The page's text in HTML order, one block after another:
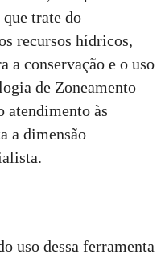
trate do
recursos hídricos,
a conservação e o uso
de Zoneamento
atendimento às
a dimensão
uso dessa ferramenta